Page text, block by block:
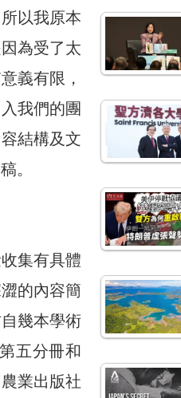
以我原本
為受了太
義有限，
我們的團
結構及文
。
集有具體
的內容簡
幾本學術
五分冊和
業出版社